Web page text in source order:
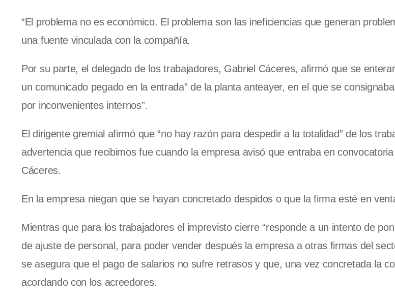
“El problema no es económico. El problema son las ineficiencias que generan
una fuente vinculada con la compañía.
Por su parte, el delegado de los trabajadores, Gabriel Cáceres, afirmó que se
un comunicado pegado en la entrada” de la planta anteayer, en el que se
por inconvenientes internos”.
El dirigente gremial afirmó que “no hay razón para despedir a la totalidad” de los
advertencia que recibimos fue cuando la empresa avisó que entraba en
Cáceres.
En la empresa niegan que se hayan concretado despidos o que la firma esté en
Mientras que para los trabajadores el imprevisto cierre “responde a un intento de
de ajuste de personal, para poder vender después la empresa a otras firmas del
se asegura que el pago de salarios no sufre retrasos y que, una vez concretada la
acordando con los acreedores.